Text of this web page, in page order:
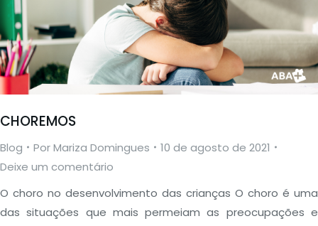
CHOREMOS
Blog PorMariza Domingues
10 de agosto de 2021
Deixe um comentário
O choro no desenvolvimento das crianças O choro é uma
das situações que mais permeiam as preocupações e